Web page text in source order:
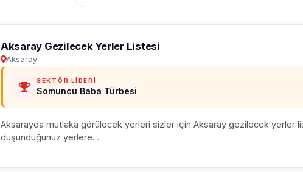
Aksaray Gezilecek Yerler Listesi
Aksaray
SEKTÖR LIDERI
Somuncu Baba Türbesi
Aksarayda mutlaka görülecek yerleri sizler için Aksaray gezilecek yerler
düşündüğünüz yerlere…